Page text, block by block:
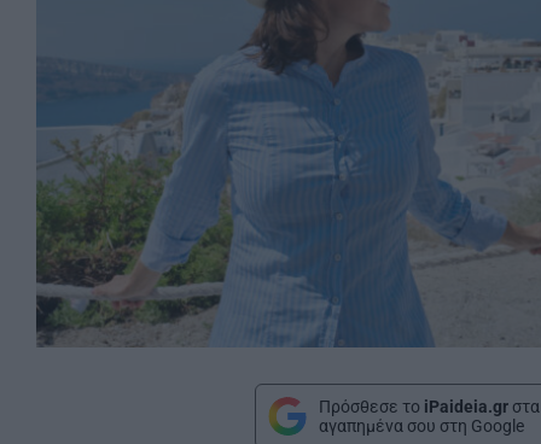
Πρόσθεσε το iPaideia.gr στα
αγαπημένα σου στη Google